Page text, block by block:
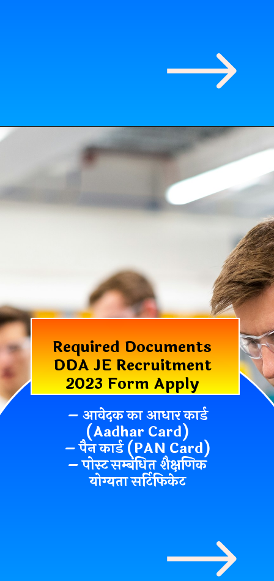
Required Documents
DDA JE Recruitment
2023 Form Apply
– आवेदक का आधार कार्ड
(Aadhar Card)
– पैन कार्ड (PAN Card)
– पोस्ट सम्बंधित शैक्षणिक
योग्यता सर्टिफिकेट